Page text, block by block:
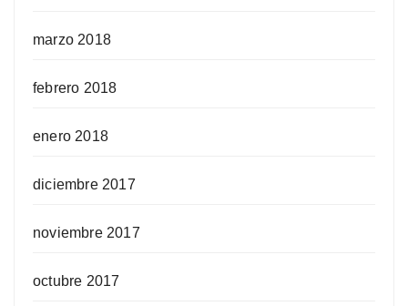
marzo 2018
febrero 2018
enero 2018
diciembre 2017
noviembre 2017
octubre 2017